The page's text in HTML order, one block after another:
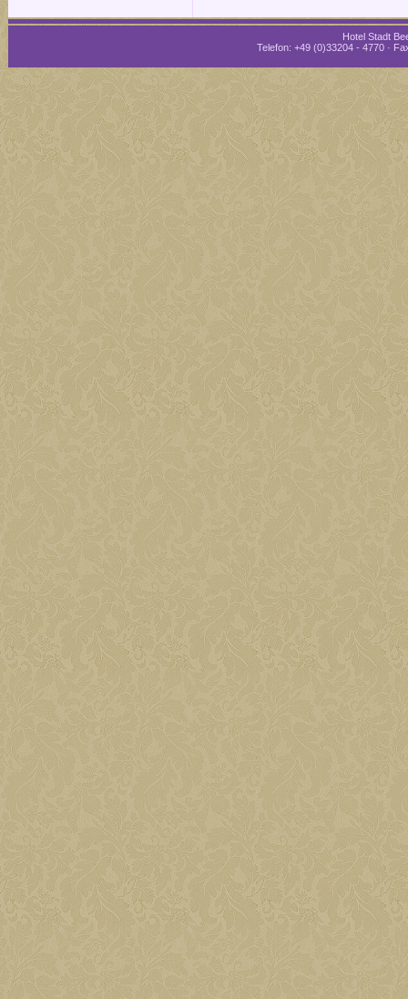
Hotel Stadt
Telefon: +49 (0)33204 - 4770 ·